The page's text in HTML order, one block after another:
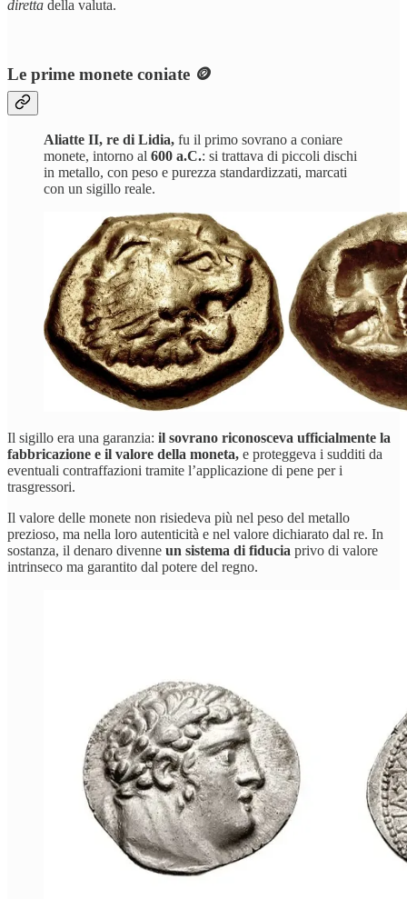
diretta della valuta.
Le prime monete coniate 🪙
Aliatte II, re di Lidia, fu il primo sovrano a coniare
monete, intorno al 600 a.C.: si trattava di piccoli dischi
in metallo, con peso e purezza standardizzati, marcati
con un sigillo reale.
Il sigillo era una garanzia: il sovrano riconosceva ufficialmente la
fabbricazione e il valore della moneta, e proteggeva i sudditi da
eventuali contraffazioni tramite l’applicazione di pene per i
trasgressori.
Il valore delle monete non risiedeva più nel peso del metallo
prezioso, ma nella loro autenticità e nel valore dichiarato dal re. In
sostanza, il denaro divenne un sistema di fiducia privo di valore
intrinseco ma garantito dal potere del regno.